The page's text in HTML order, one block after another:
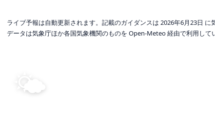
ライブ予報は自動更新されます。記載のガイダンスは 2026年6月23日 に
データは気象庁ほか各国気象機関のものを Open-Meteo 経由で利用して
🌤️